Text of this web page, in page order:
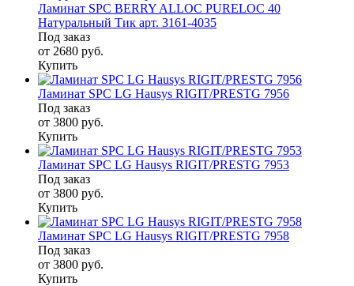
Ламинат SPC BERRY ALLOC PURELOC 40
Натуральный Тик арт. 3161-4035
Под заказ
от 2680 руб.
Купить
Ламинат SPC LG Hausys RIGIT/PRESTG 7956
Под заказ
от 3800 руб.
Купить
Ламинат SPC LG Hausys RIGIT/PRESTG 7953
Под заказ
от 3800 руб.
Купить
Ламинат SPC LG Hausys RIGIT/PRESTG 7958
Под заказ
от 3800 руб.
Купить